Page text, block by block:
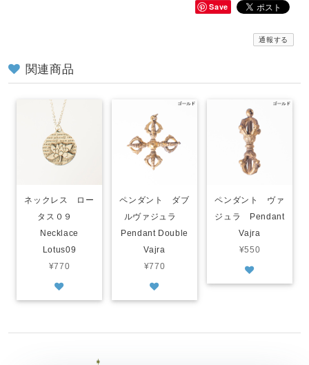
Save
通報する
関連商品
ネックレス ロー
タス０９
Necklace
Lotus09
¥770
ペンダント ダブ
ルヴァジュラ
Pendant Double
Vajra
¥770
ペンダント ヴァ
ジュラ Pendant
Vajra
¥550